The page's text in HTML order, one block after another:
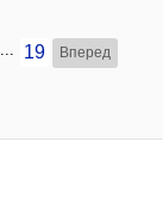
19 Вперед